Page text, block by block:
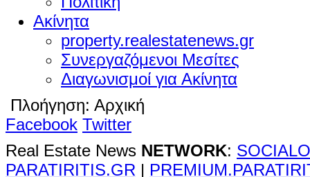
Ακίνητα
property.realestatenews.gr
Συνεργαζόμενοι Μεσίτες
Διαγωνισμοί για Ακίνητα
Πλοήγηση: Αρχική
Facebook Twitter
Real Estate News NETWORK:
PARATIRITIS.GR |